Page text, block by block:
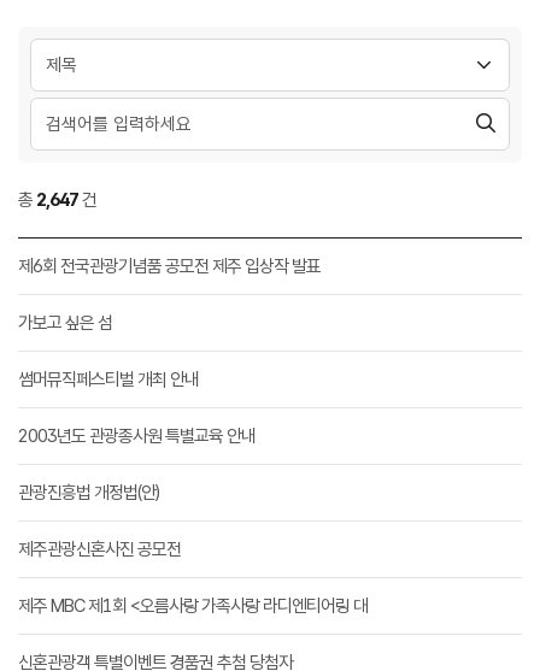
분류 선택
총 2,647건
제6회 전국관광기념품 공모전 제주 입상작 발표
가보고 싶은 섬
썸머뮤직페스티벌 개최 안내
2003년도 관광종사원 특별교육 안내
관광진흥법 개정법(안)
제주관광신혼사진 공모전
제주 MBC 제1회 <오름사랑 가족사랑 라디엔티어링 대
신혼관광객 특별이벤트 경품권 추첨 당첨자